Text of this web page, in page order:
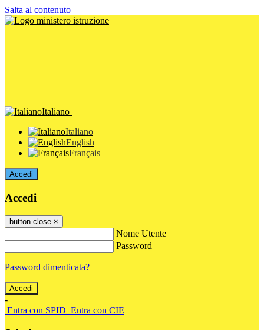
Salta al contenuto
Italiano
Italiano
English
Français
Accedi
Accedi
button close ×
Nome Utente
Password
Password dimenticata?
-
Entra con SPID Entra con CIE